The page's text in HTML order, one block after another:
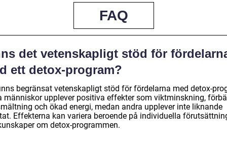
FAQ
det vetenskapligt stöd för
ett detox-program?
begränsat vetenskapligt stöd för fördelarna med detox-
människor upplever positiva effekter som viktminskning,
och ökad energi, medan andra upplever inte liknande
Effekterna kan variera beroende på individuella
om detox-programmen.